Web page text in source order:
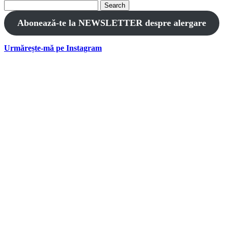
for:
Abonează-te la NEWSLETTER despre alergare
Urmărește-mă pe Instagram